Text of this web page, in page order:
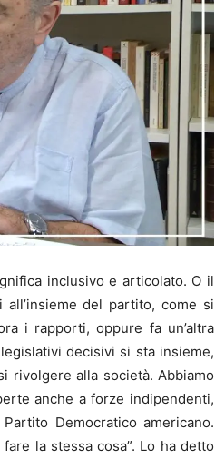
inclusivo e articolato. O il
del partito, come si
i rapporti, oppure fa un’altra
decisivi si sta insieme,
rivolgere alla società. Abbiamo
anche a forze indipendenti,
Democratico americano.
la stessa cosa”. Lo ha detto